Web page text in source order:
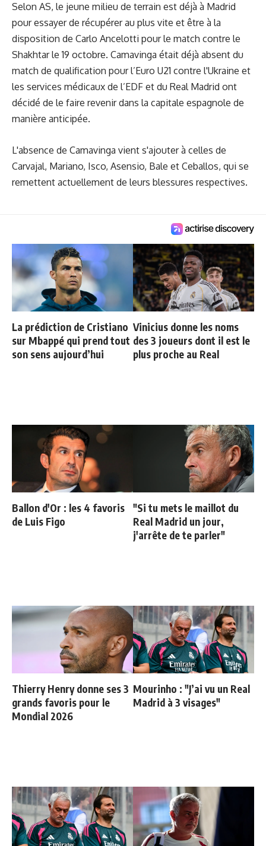
Selon AS, le jeune milieu de terrain est déjà à Madrid
pour essayer de récupérer au plus vite et être à la
disposition de Carlo Ancelotti pour le match contre le
Shakhtar le 19 octobre. Camavinga était déjà absent du
match de qualification pour l’Euro U21 contre l'Ukraine et
les services médicaux de l’EDF et du Real Madrid ont
décidé de le faire revenir dans la capitale espagnole de
manière anticipée.
L'absence de Camavinga vient s'ajouter à celles de
Carvajal, Mariano, Isco, Asensio, Bale et Ceballos, qui se
remettent actuellement de leurs blessures respectives.
La prédiction de Cristiano
sur Mbappé qui prend tout
son sens aujourd’hui
Vinicius donne les noms
des 3 joueurs dont il est le
plus proche au Real
Ballon d'Or : les 4 favoris
de Luis Figo
"Si tu mets le maillot du
Real Madrid un jour,
j'arrête de te parler"
Thierry Henry donne ses 3
grands favoris pour le
Mondial 2026
Mourinho : "J’ai vu un Real
Madrid à 3 visages"